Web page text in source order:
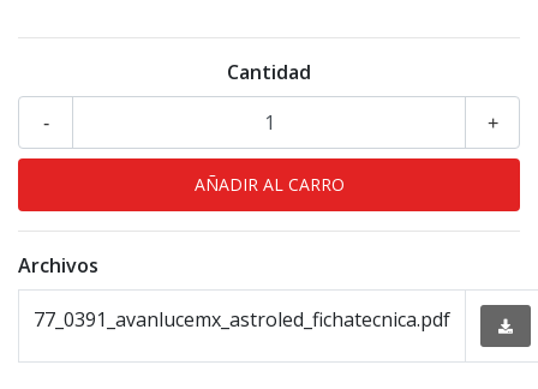
Cantidad
+
-
Archivos
77_0391_avanlucemx_astroled_fichatecnica.pdf